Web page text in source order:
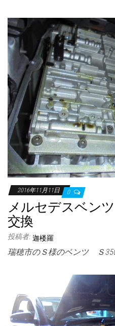
2016年11月11日 0
メルセデスベン
交換
投稿者: 迦楼羅
瑞穂市のＳ様のベンツ Ｓ